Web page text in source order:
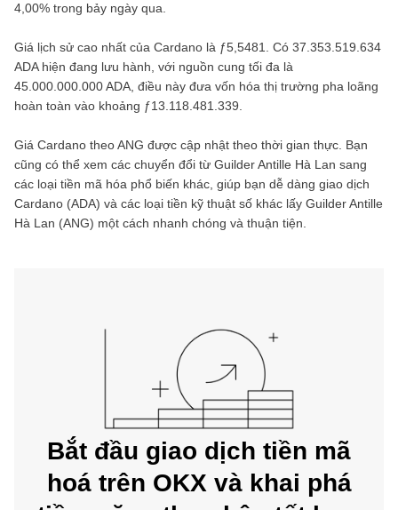
4,00% trong bảy ngày qua.
Giá lịch sử cao nhất của Cardano là ƒ5,5481 . Có 37.353.519.634
ADAhiện đang lưu hành, với nguồn cung tối đa là
45.000.000.000 ADA , điều này đưa vốn hóa thị trường pha loãng
hoàn toàn vào khoảng ƒ13.118.481.339
Giá Cardano theoANG được cập nhật theo thời gian thực. Bạn
cũng có thể xem các chuyển đổi từ Guilder Antille Hà Lan sang
các loại tiền mã hóa phổ biến khác, giúp bạn dễ dàng giao dịch
Cardano (ADA) và các loại tiền kỹ thuật số khác lấy Guilder Antille
Hà Lan (ANG) một cách nhanh chóng và thuận tiện.
Bắt đầu giao dịch tiền mã
hoá trên OKX và khai phá